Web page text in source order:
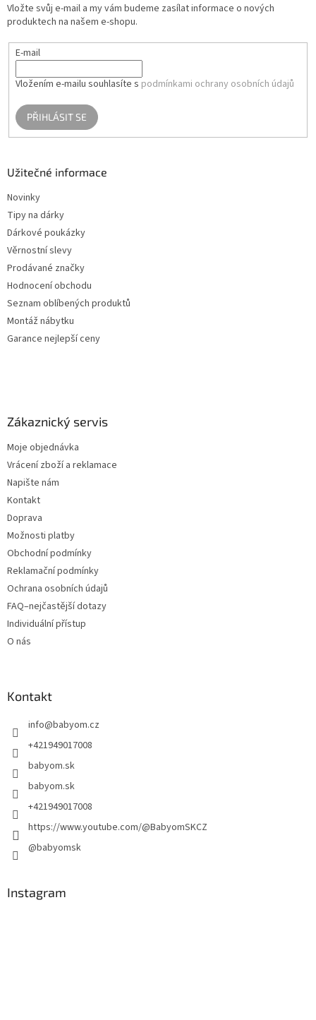
Vložte svůj e-mail a my vám budeme zasílat informace o nových
produktech na našem e-shopu.
E-mail
Vložením e-mailu souhlasíte s podmínkami ochrany osobních údajů
PŘIHLÁSIT SE
Užitečné informace
Novinky
Tipy na dárky
Dárkové poukázky
Věrnostní slevy
Prodávané značky
Hodnocení obchodu
Seznam oblíbených produktů
Montáž nábytku
Garance nejlepší ceny
Zákaznický servis
Moje objednávka
Vrácení zboží a reklamace
Napište nám
Kontakt
Doprava
Možnosti platby
Obchodní podmínky
Reklamační podmínky
Ochrana osobních údajů
FAQ–nejčastější dotazy
Individuální přístup
O nás
Kontakt
info@babyom.cz
+421949017008
babyom.sk
babyom.sk
+421949017008
https://www.youtube.com/@BabyomSKCZ
@babyomsk
Instagram